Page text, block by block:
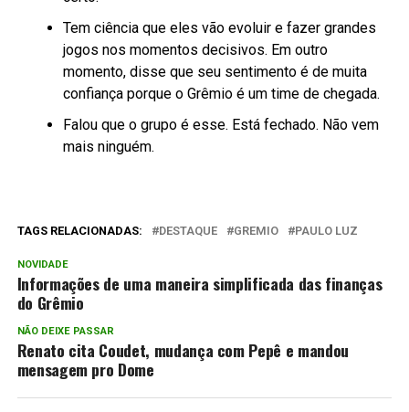
Tem ciência que eles vão evoluir e fazer grandes
jogos nos momentos decisivos. Em outro
momento, disse que seu sentimento é de muita
confiança porque o Grêmio é um time de chegada.
Falou que o grupo é esse. Está fechado. Não vem
mais ninguém.
TAGS RELACIONADAS: DESTAQUE GREMIO PAULO LUZ
NOVIDADE
Informações de uma maneira simplificada das finanças
do Grêmio
NÃO DEIXE PASSAR
Renato cita Coudet, mudança com Pepê e mandou
mensagem pro Dome